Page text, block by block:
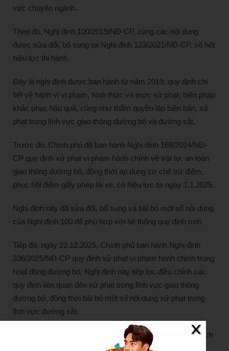
vực chuyên ngành.
Theo đó, Nghị định 100/2019/NĐ-CP, cùng các nội dung
được sửa đổi, bổ sung tại Nghị định 123/2021/NĐ-CP, sẽ hết
hiệu lực thi hành.
Đây là nghị định được ban hành từ năm 2019, quy định chi
tiết về hành vi vi phạm, hình thức và mức xử phạt, biện pháp
khắc phục hậu quả, cũng như thẩm quyền lập biên bản, xử
phạt trong lĩnh vực giao thông đường bộ và đường sắt.
Trước đó, Chính phủ đã ban hành Nghị định 168/2024/NĐ-
CP quy định xử phạt vi phạm hành chính về trật tự, an toàn
giao thông đường bộ, đồng thời áp dụng cơ chế trừ điểm,
phục hồi điểm giấy phép lái xe, có hiệu lực từ ngày 1.1.2025.
Nghị định này đã sửa đổi, bổ sung và bãi bỏ một số nội dung
của Nghị định 100 để phù hợp với hệ thống quy định mới.
Tiếp đó, ngày 22.12.2025, Chính phủ ban hành Nghị định
336/2025/NĐ-CP quy định xử phạt vi phạm hành chính trong
hoạt động đường bộ. Nghị định này tiếp tục điều chỉnh các
quy định liên quan đến xử phạt trong lĩnh vực giao thông
đường bộ, đồng thời bãi bỏ một số nội dung xử phạt trong
lĩnh vực đường sắt.
Như vậy, sau nhiều lần được sửa đổi, bổ sung và phân tách
theo từng lĩnh vực quản lý, Nghị định 100/2019/NĐ-CP đã